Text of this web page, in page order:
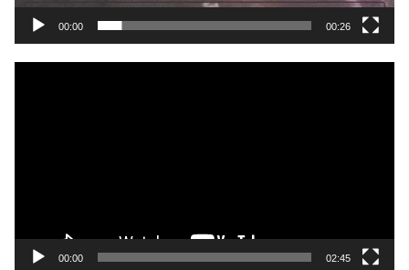
00:00 00:26
00:00 02:45